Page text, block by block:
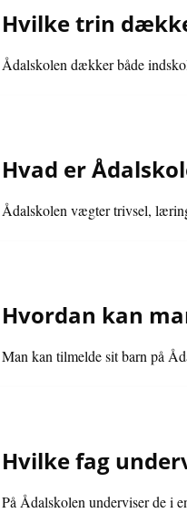
Hvilke trin
Ådalskolen dækker både
Hvad er
Ådalskolen vægter trivsel,
Hvordan kan
Man kan tilmelde sit barn på
Hvilke fag
På Ådalskolen underviser de i